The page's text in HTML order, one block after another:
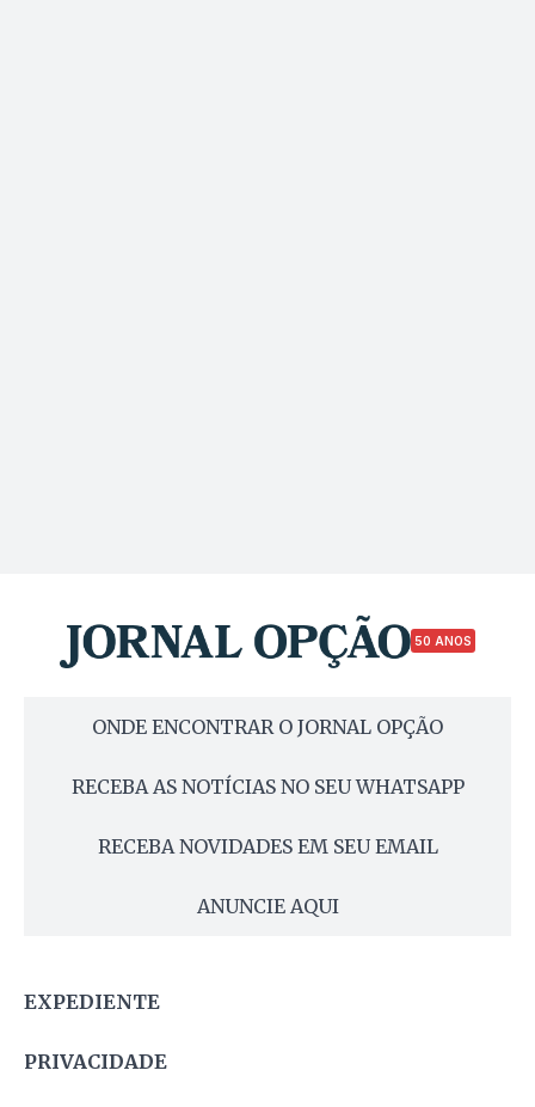
50 ANOS
ONDE ENCONTRAR O JORNAL OPÇÃO
RECEBA AS NOTÍCIAS NO SEU WHATSAPP
RECEBA NOVIDADES EM SEU EMAIL
ANUNCIE AQUI
EXPEDIENTE
PRIVACIDADE